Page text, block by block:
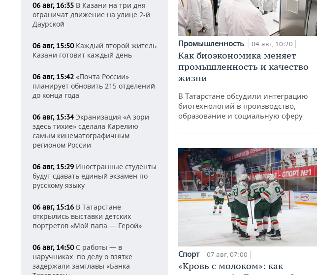
06 авг, 16:35 В Казани на три дня
ограничат движение на улице 2-й
Даурской
06 авг, 15:50Каждый второй житель
Казани готовит каждый день
06 авг, 15:42 «Почта России»
планирует обновить 215 отделений
до конца года
06 авг, 15:34Экранизация «А зори
здесь тихие» сделала Карелию
самым кинематографичным
регионом России
06 авг, 15:29 Иностранные студенты
будут сдавать единый экзамен по
русскому языку
06 авг, 15:16 В Татарстане
открылись выставки детских
портретов «Мой папа — Герой»
06 авг, 14:50С работы — в
наручниках: по делу о взятке
задержали замглавы «Банка
Промышленность 04 авг, 10:20
Как биоэкономика меняет
промышленность и качество
жизни
В Татарстане обсудили интеграцию
биотехнологий в производство,
образование и социальную сферу
Спорт 07 авг, 07:00
«Кровь с молоком»: как